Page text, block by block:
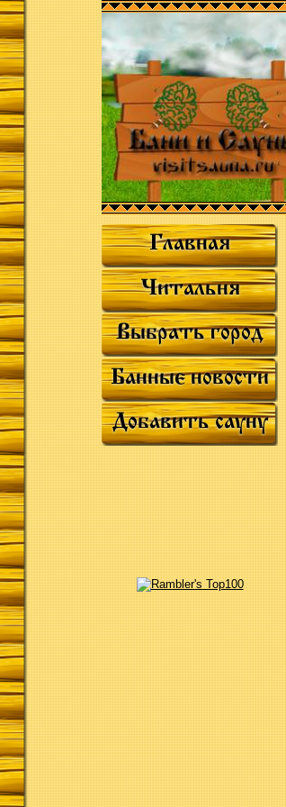
Главная
Читальня
Выбрать город
Банные новости
Добавить сауну